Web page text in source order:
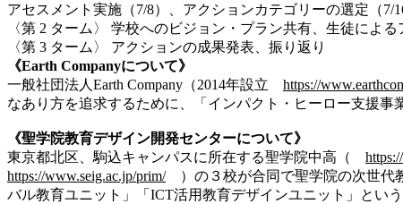
アセスメント実施（7/8）、アクションカテゴリーの選定（7/
〈第 2 ターム〉 学校へのビジョン・プラン共有、生徒によ
〈第 3 ターム〉 アクションの成果発表、振り返り
《Earth Companyについて》
一般社団法人Earth Company（2014年設立 https://
なあり方を追求するために、「インパクト・ヒーロー支援
《聖学院教育デザイン開発センターについて》
東京都北区、駒込キャンパスに所在する聖学院中高（
https://www.seig.ac.jp/prim/）の３校が合同で聖学院の次世代
バル教育ユニット」「ICT活用教育デザインユニット」とい